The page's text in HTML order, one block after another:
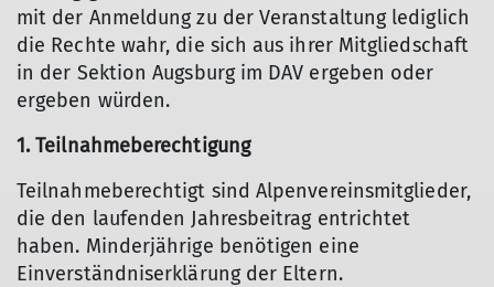
mit der Anmeldung zu der Veranstaltung lediglich
die Rechte wahr, die sich aus ihrer Mitgliedschaft
in der Sektion Augsburg im DAV ergeben oder
ergeben würden.
1. Teilnahmeberechtigung
Teilnahmeberechtigt sind Alpenvereinsmitglieder,
die den laufenden Jahresbeitrag entrichtet
haben. Minderjährige benötigen eine
Einverständniserklärung der Eltern.